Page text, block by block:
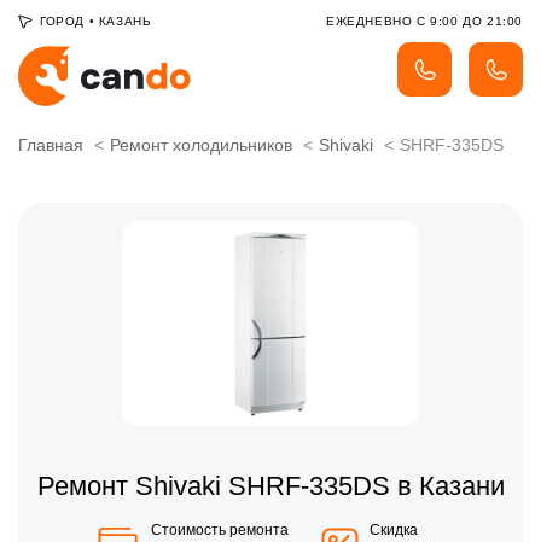
ГОРОД • КАЗАНЬ ЕЖЕДНЕВНО С 9:00 ДО 21:00
Главная Ремонт холодильников Shivaki SHRF-335DS
Ремонт Shivaki SHRF-335DS в Казани
Стоимость ремонта Скидка